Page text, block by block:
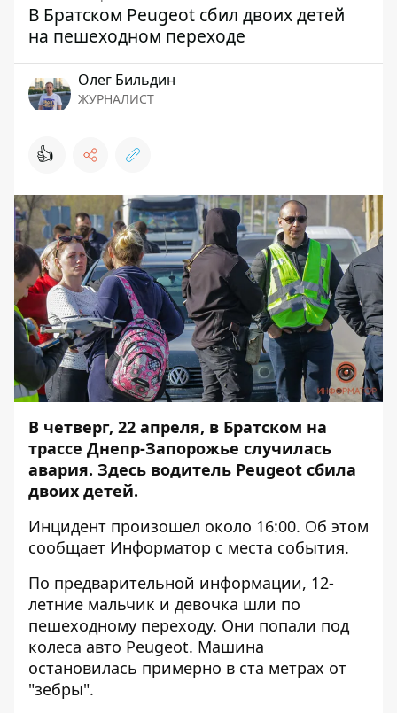
В Братском Peugeot сбил двоих детей
на пешеходном переходе
Олег Бильдин
ЖУРНАЛИСТ
👍
В четверг, 22 апреля, в Братском на
трассе Днепр-Запорожье случилась
авария. Здесь водитель Peugeot сбила
двоих детей.
Инцидент произошел около 16:00. Об этом
сообщает Информатор с места события.
По предварительной информации, 12-
летние мальчик и девочка шли по
пешеходному переходу. Они попали под
колеса авто Peugeot. Машина
остановилась примерно в ста метрах от
"зебры".